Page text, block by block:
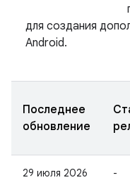
для создания
Android.
Последнее
обновление
29 июля 2026
-